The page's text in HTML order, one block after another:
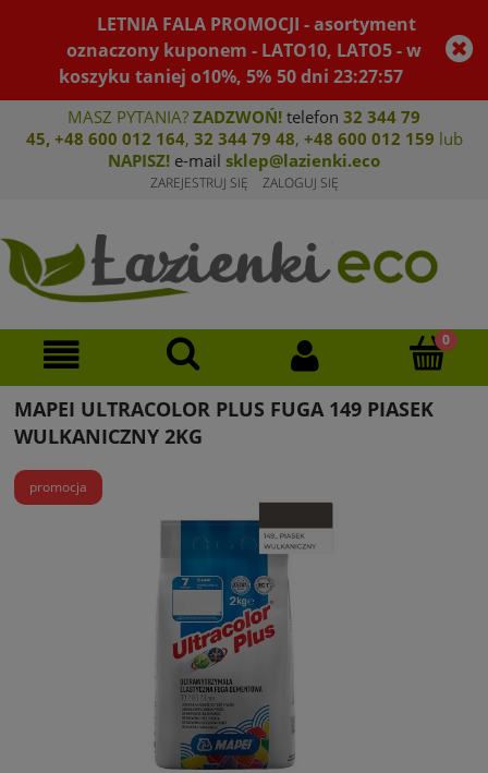
LETNIA FALA PROMOCJI - asortyment
oznaczony kuponem - LATO10, LATO5 - w
koszyku taniej o10%, 5% 50dni23:27:57
MASZ PYTANIA? ZADZWOŃ! telefon 32 344 79
45, +48 600 012 164, 32 344 79 48, +48 600 012 159 lub
NAPISZ! e-mail sklep@lazienki.eco
ZAREJESTRUJ SIĘ ZALOGUJ SIĘ
MAPEI ULTRACOLOR PLUS FUGA 149 PIASEK
WULKANICZNY 2KG
promocja